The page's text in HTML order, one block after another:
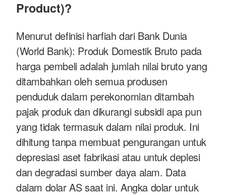
Product)?
Menurut definisi harfiah dari Bank Dunia
(World Bank): Produk Domestik Bruto pada
harga pembeli adalah jumlah nilai bruto yang
ditambahkan oleh semua produsen
penduduk dalam perekonomian ditambah
pajak produk dan dikurangi subsidi apa pun
yang tidak termasuk dalam nilai produk. Ini
dihitung tanpa membuat pengurangan untuk
depresiasi aset fabrikasi atau untuk deplesi
dan degradasi sumber daya alam. Data
dalam dolar AS saat ini. Angka dolar untuk